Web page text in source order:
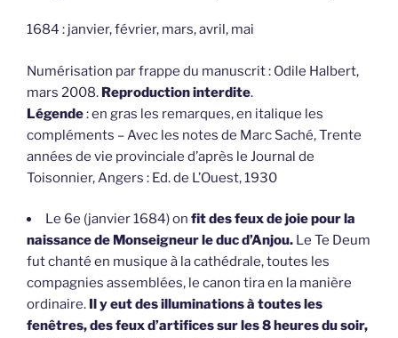
1684 : janvier, février, mars, avril, mai
Numérisation par frappe du manuscrit : Odile Halbert,
mars 2008. Reproduction interdite.
Légende: en gras les remarques, en italique les
compléments – Avec les notes de Marc Saché, Trente
années de vie provinciale d’après le Journal de
Toisonnier, Angers : Ed. de L’Ouest, 1930
Le 6e (janvier 1684) on fit des feux de joie pour la
naissance de Monseigneur le duc d’Anjou. Le Te Deum
fut chanté en musique à la cathédrale, toutes les
compagnies assemblées, le canon tira en la manière
ordinaire. Il y eut des illuminations à toutes les
fenêtres, des feux d’artifices sur les 8 heures du soir,